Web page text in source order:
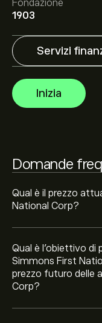
Fondazione
1903
Servizi
Inizia
Domande
Qual è il prezzo
National Corp?
Qual è l'obiettivo di
Simmons First
prezzo futuro delle
Corp?
Il target di prezzo
National Corp è di
previsioni
Gli analisti offrono
National Corp
finanziari e crescita
Sulla base delle
negli ultimi 3 mesi, il